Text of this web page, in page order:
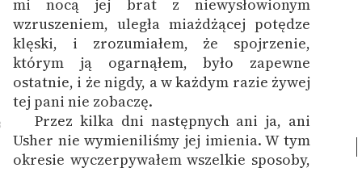
mi nocą jej brat z niewysłowionym
wzruszeniem, uległa miażdżącej potędze
klęski, i zrozumiałem, że spojrzenie,
którym ją ogarnąłem, było zapewne
ostatnie, i że nigdy, a w każdym razie żywej
tej pani nie zobaczę.
Przez kilka dni następnych ani ja, ani
Usher nie wymieniliśmy jej imienia. W tym
okresie wyczerpywałem wszelkie sposoby,